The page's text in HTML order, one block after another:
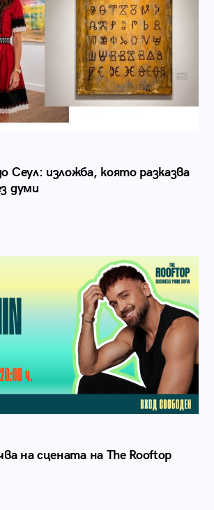
Сеул: изложба, която разказва
думи
на сцената на The Rooftop